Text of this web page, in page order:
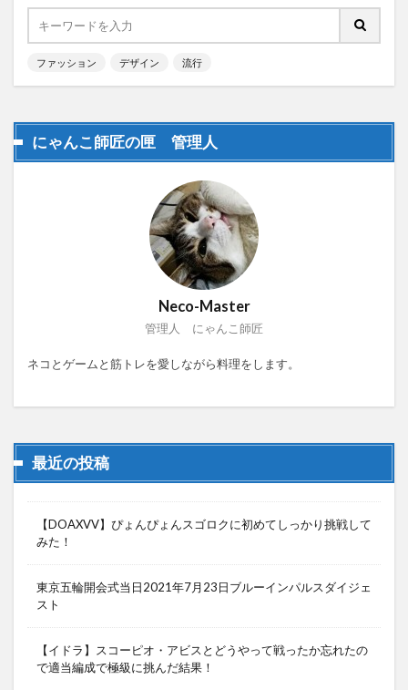
ファッション デザイン 流行
にゃんこ師匠の匣 管理人
Neco-Master
管理人 にゃんこ師匠
ネコとゲームと筋トレを愛しながら料理をします。
最近の投稿
【DOAXVV】ぴょんぴょんスゴロクに初めてしっかり挑戦して
みた！
東京五輪開会式当日2021年7月23日ブルーインパルスダイジェ
スト
【イドラ】スコーピオ・アビスとどうやって戦ったか忘れたの
で適当編成で極級に挑んだ結果！